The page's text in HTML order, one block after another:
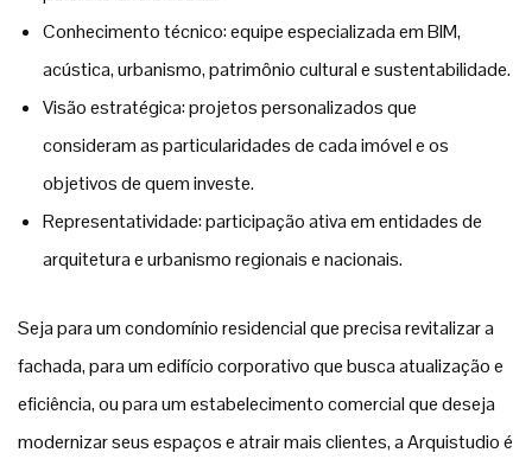
Conhecimento técnico: equipe especializada em BIM,
acústica, urbanismo, patrimônio cultural e sustentabilidade.
Visão estratégica: projetos personalizados que
consideram as particularidades de cada imóvel e os
objetivos de quem investe.
Representatividade: participação ativa em entidades de
arquitetura e urbanismo regionais e nacionais.
Seja para um condomínio residencial que precisa revitalizar a
fachada, para um edifício corporativo que busca atualização e
eficiência, ou para um estabelecimento comercial que deseja
modernizar seus espaços e atrair mais clientes, a Arquistudio é